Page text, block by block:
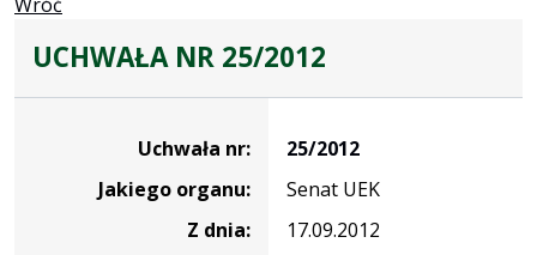
UCHWAŁA NR 25/2012
Uchwała nr:
25/2012
Jakiego organu:
Senat UEK
Z dnia:
17.09.2012